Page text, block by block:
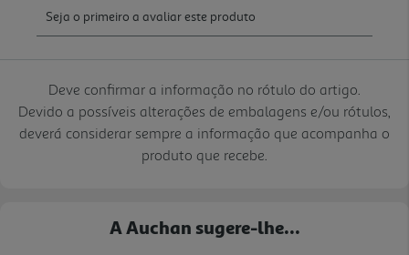
Deve confirmar a informação no rótulo do artigo.
Devido a possíveis alterações de embalagens e/ou rótulos,
deverá considerar sempre a informação que acompanha o
produto que recebe.
A Auchan sugere-lhe...